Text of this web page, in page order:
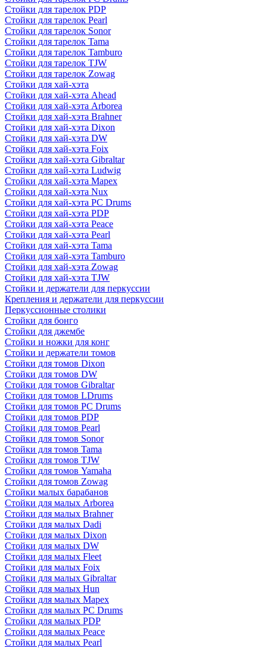
Стойки для тарелок PDP
Стойки для тарелок Pearl
Стойки для тарелок Sonor
Стойки для тарелок Tama
Стойки для тарелок Tamburo
Стойки для тарелок TJW
Стойки для тарелок Zowag
Стойки для хай-хэта
Стойки для хай-хэта Ahead
Стойки для хай-хэта Arborea
Стойки для хай-хэта Brahner
Стойки для хай-хэта Dixon
Стойки для хай-хэта DW
Стойки для хай-хэта Foix
Стойки для хай-хэта Gibraltar
Стойки для хай-хэта Ludwig
Стойки для хай-хэта Mapex
Стойки для хай-хэта Nux
Стойки для хай-хэта PC Drums
Стойки для хай-хэта PDP
Стойки для хай-хэта Peace
Стойки для хай-хэта Pearl
Стойки для хай-хэта Tama
Стойки для хай-хэта Tamburo
Стойки для хай-хэта Zowag
Стойки для хай-хэта TJW
Стойки и держатели для перкуссии
Крепления и держатели для перкуссии
Перкуссионные столики
Стойки для бонго
Стойки для джембе
Стойки и ножки для конг
Стойки и держатели томов
Стойки для томов Dixon
Стойки для томов DW
Стойки для томов Gibraltar
Стойки для томов LDrums
Стойки для томов PC Drums
Стойки для томов PDP
Стойки для томов Pearl
Стойки для томов Sonor
Стойки для томов Tama
Стойки для томов TJW
Стойки для томов Yamaha
Стойки для томов Zowag
Стойки малых барабанов
Стойки для малых Arborea
Стойки для малых Brahner
Стойки для малых Dadi
Стойки для малых Dixon
Стойки для малых DW
Стойки для малых Fleet
Стойки для малых Foix
Стойки для малых Gibraltar
Стойки для малых Hun
Стойки для малых Mapex
Стойки для малых PC Drums
Стойки для малых PDP
Стойки для малых Peace
Стойки для малых Pearl